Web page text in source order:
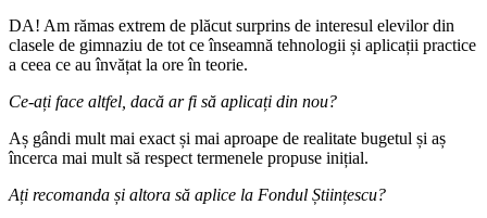
DA! Am rămas extrem de plăcut surprins de interesul elevilor din
clasele de gimnaziu de tot ce înseamnă tehnologii și aplicații practice
a ceea ce au învățat la ore în teorie.
Ce-ați face altfel, dacă ar fi să aplicați din nou?
Aș gândi mult mai exact și mai aproape de realitate bugetul și aș
încerca mai mult să respect termenele propuse inițial.
Ați recomanda și altora să aplice la Fondul Științescu?